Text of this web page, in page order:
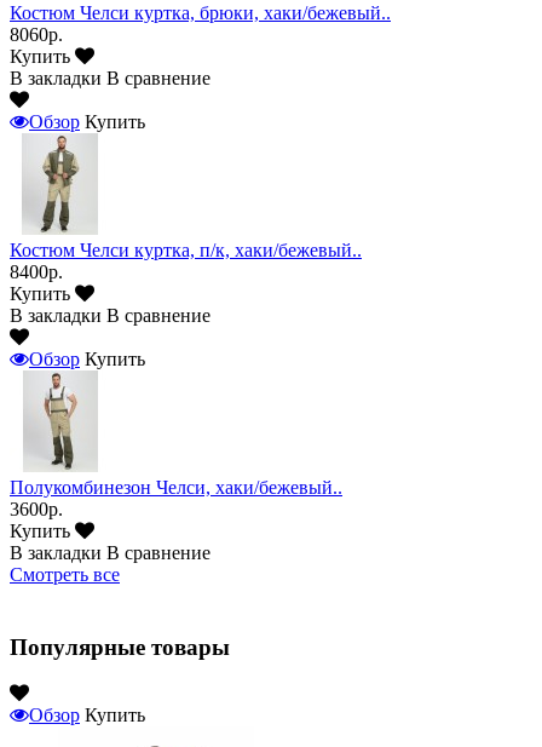
Костюм Челси куртка, брюки, хаки/бежевый..
8060р.
Купить
В закладки В сравнение
Обзор Купить
Костюм Челси куртка, п/к, хаки/бежевый..
8400р.
Купить
В закладки В сравнение
Обзор Купить
Полукомбинезон Челси, хаки/бежевый..
3600р.
Купить
В закладки В сравнение
Смотреть все
Популярные товары
Обзор Купить